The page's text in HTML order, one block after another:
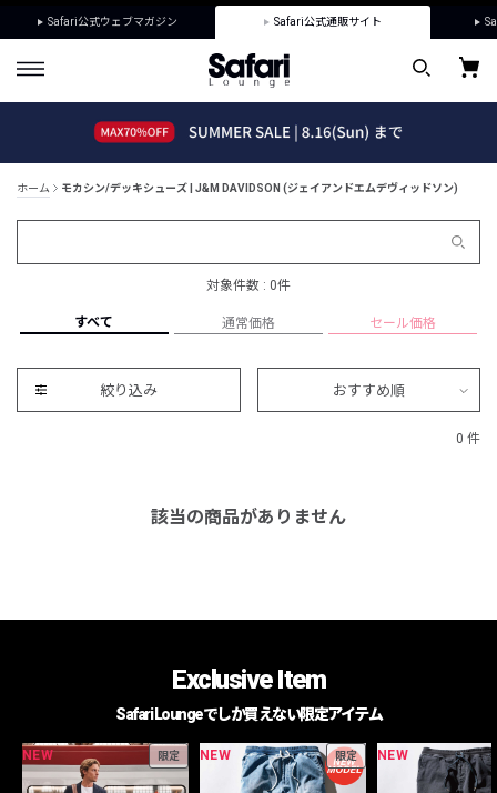
Safari公式ウェブマガジン Safari公式通販サイト
ホーム モカシン/デッキシューズ | J&M DAVIDSON (ジェイアンドエムデヴィッドソン)
対象件数 : 0件
すべて 通常価格 セール価格
絞り込み おすすめ順
0 件
該当の商品がありません
Exclusive Item
Safari Loungeでしか買えない限定アイテム
NEW 限定 NEW 限定 NEW